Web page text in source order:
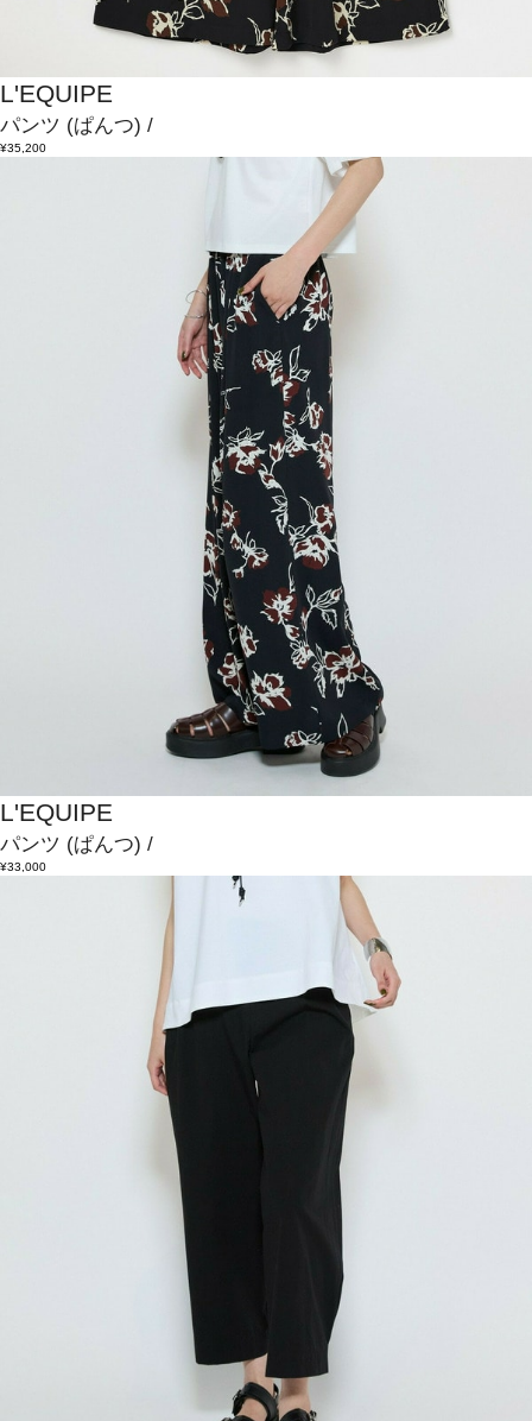
L'EQUIPE
パンツ (ぱんつ) /
¥35,200
L'EQUIPE
パンツ (ぱんつ) /
¥33,000